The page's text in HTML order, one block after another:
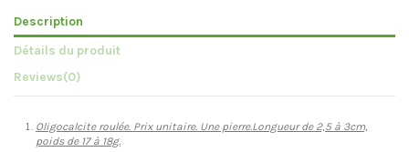
Description
Détails du produit
Reviews(0)
Oligocalcite roulée. Prix unitaire. Une pierre.Longueur de 2,5 à 3cm,
poids de 17 à 18g.